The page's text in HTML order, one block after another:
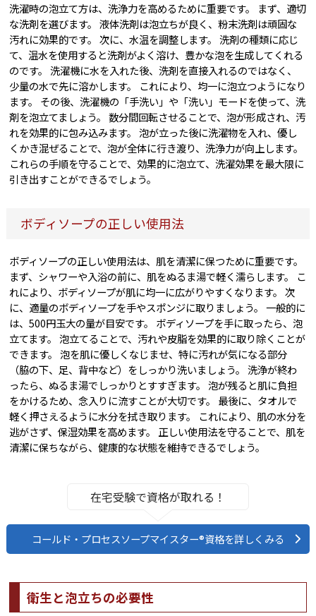
洗濯時の泡立て方は、洗浄力を高めるために重要です。 まず、適切
な洗剤を選びます。 液体洗剤は泡立ちが良く、粉末洗剤は頑固な
汚れに効果的です。 次に、水温を調整します。 洗剤の種類に応じ
て、温水を使用すると洗剤がよく溶け、豊かな泡を生成してくれる
のです。 洗濯機に水を入れた後、洗剤を直接入れるのではなく、
少量の水で先に溶かします。 これにより、均一に泡立つようになり
ます。 その後、洗濯機の「手洗い」や「洗い」モードを使って、洗
剤を泡立てましょう。 数分間回転させることで、泡が形成され、汚
れを効果的に包み込みます。 泡が立った後に洗濯物を入れ、優し
くかき混ぜることで、泡が全体に行き渡り、洗浄力が向上します。
これらの手順を守ることで、効果的に泡立て、洗濯効果を最大限に
引き出すことができるでしょう。
ボディソープの正しい使用法
ボディソープの正しい使用法は、肌を清潔に保つために重要です。
まず、シャワーや入浴の前に、肌をぬるま湯で軽く濡らします。 こ
れにより、ボディソープが肌に均一に広がりやすくなります。 次
に、適量のボディソープを手やスポンジに取りましょう。 一般的に
は、500円玉大の量が目安です。 ボディソープを手に取ったら、泡
立てます。 泡立てることで、汚れや皮脂を効果的に取り除くことが
できます。 泡を肌に優しくなじませ、特に汚れが気になる部分
（脇の下、足、背中など）をしっかり洗いましょう。 洗浄が終わ
ったら、ぬるま湯でしっかりとすすぎます。 泡が残ると肌に負担
をかけるため、念入りに流すことが大切です。 最後に、タオルで
軽く押さえるように水分を拭き取ります。 これにより、肌の水分を
逃がさず、保湿効果を高めます。 正しい使用法を守ることで、肌を
清潔に保ちながら、健康的な状態を維持できるでしょう。
在宅受験で資格が取れる！
コールド・プロセスソープマイスター®資格を詳しくみる
衛生と泡立ちの必要性